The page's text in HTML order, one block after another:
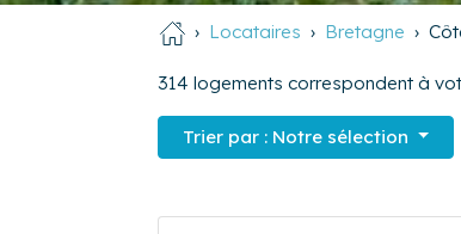
Locataires Bretagne
314 logements correspondent à
Trier par : Notre sélection